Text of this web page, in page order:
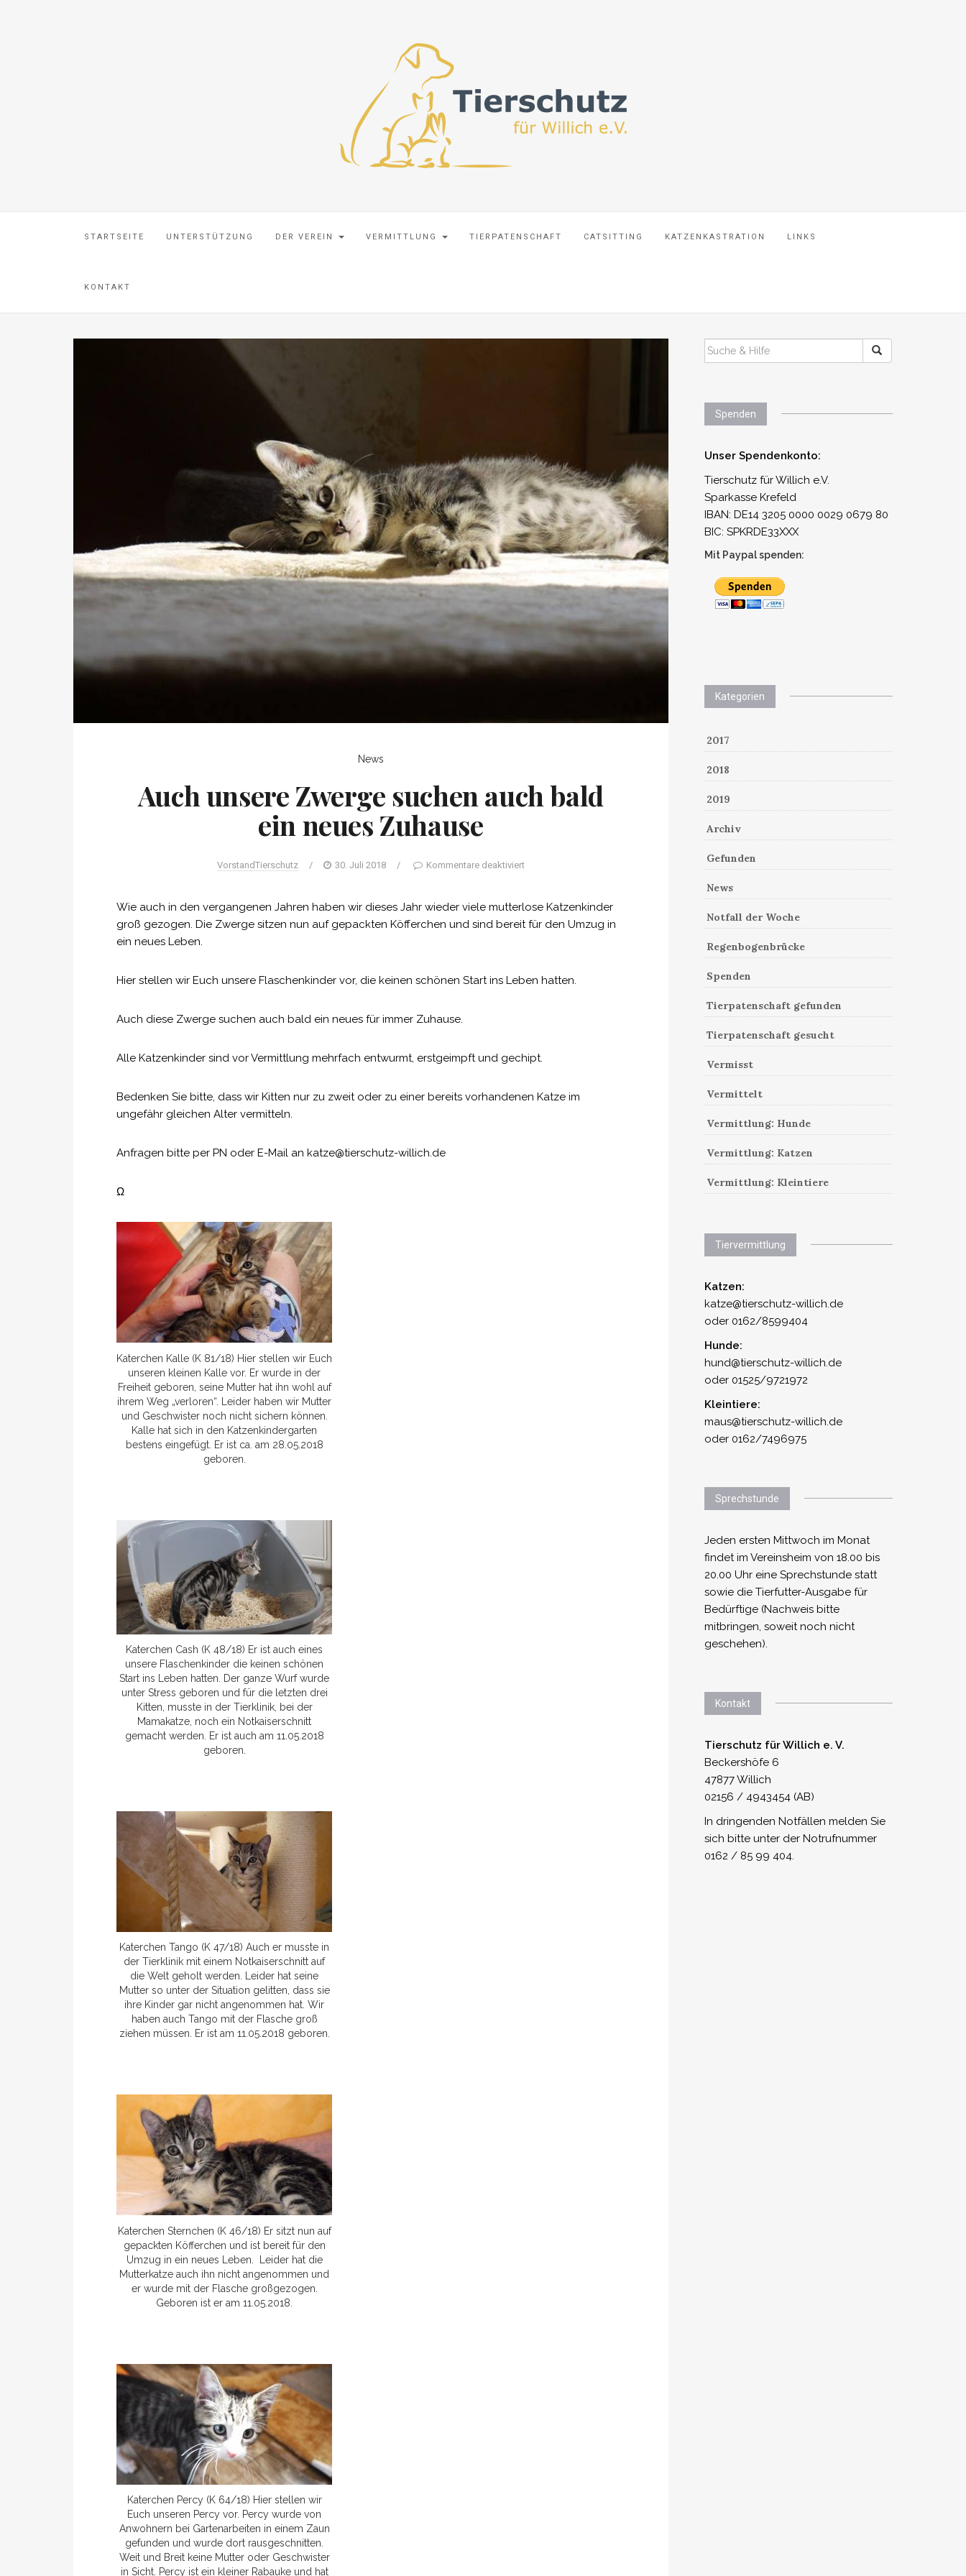
STARTSEITE UNTERSTÜTZUNG DER VEREIN VERMITTLUNG TIERPATENSCHAFT CATSITTING KATZENKASTRATION LINKS
KONTAKT
News
Auch unsere Zwerge suchen auch bald
ein neues Zuhause
VorstandTierschutz / 30. Juli 2018 / Kommentare deaktiviert
Wie auch in den vergangenen Jahren haben wir dieses Jahr wieder viele mutterlose Katzenkinder
groß gezogen. Die Zwerge sitzen nun auf gepackten Köfferchen und sind bereit für den Umzug in
ein neues Leben.
Hier stellen wir Euch unsere Flaschenkinder vor, die keinen schönen Start ins Leben hatten.
Auch diese Zwerge suchen auch bald ein neues für immer Zuhause.
Alle Katzenkinder sind vor Vermittlung mehrfach entwurmt, erstgeimpft und gechipt.
Bedenken Sie bitte, dass wir Kitten nur zu zweit oder zu einer bereits vorhandenen Katze im
ungefähr gleichen Alter vermitteln.
Anfragen bitte per PN oder E-Mail an katze@tierschutz-willich.de
Ω
Katerchen Kalle (K 81/18) Hier stellen wir Euch
unseren kleinen Kalle vor. Er wurde in der
Freiheit geboren, seine Mutter hat ihn wohl auf
ihrem Weg „verloren“. Leider haben wir Mutter
und Geschwister noch nicht sichern können.
Kalle hat sich in den Katzenkindergarten
bestens eingefügt. Er ist ca. am 28.05.2018
geboren.
Katerchen Cash (K 48/18) Er ist auch eines
unsere Flaschenkinder die keinen schönen
Start ins Leben hatten. Der ganze Wurf wurde
unter Stress geboren und für die letzten drei
Kitten, musste in der Tierklinik, bei der
Mamakatze, noch ein Notkaiserschnitt
gemacht werden. Er ist auch am 11.05.2018
geboren.
Katerchen Tango (K 47/18) Auch er musste in
der Tierklinik mit einem Notkaiserschnitt auf
die Welt geholt werden. Leider hat seine
Mutter so unter der Situation gelitten, dass sie
ihre Kinder gar nicht angenommen hat. Wir
haben auch Tango mit der Flasche groß
ziehen müssen. Er ist am 11.05.2018 geboren.
Katerchen Sternchen (K 46/18) Er sitzt nun auf
gepackten Köfferchen und ist bereit für den
Umzug in ein neues Leben. Leider hat die
Mutterkatze auch ihn nicht angenommen und
er wurde mit der Flasche großgezogen.
Geboren ist er am 11.05.2018.
Katerchen Percy (K 64/18) Hier stellen wir
Euch unseren Percy vor. Percy wurde von
Anwohnern bei Gartenarbeiten in einem Zaun
gefunden und wurde dort rausgeschnitten.
Weit und Breit keine Mutter oder Geschwister
in Sicht. Percy ist ein kleiner Rabauke und hat
SUCHEN
NACH:
Spenden
Unser Spendenkonto:
Tierschutz für Willich e.V.
Sparkasse Krefeld
IBAN: DE14 3205 0000 0029 0679 80
BIC: SPKRDE33XXX
Mit Paypal spenden:
Kategorien
2017
2018
2019
Archiv
Gefunden
News
Notfall der Woche
Regenbogenbrücke
Spenden
Tierpatenschaft gefunden
Tierpatenschaft gesucht
Vermisst
Vermittelt
Vermittlung: Hunde
Vermittlung: Katzen
Vermittlung: Kleintiere
Tiervermittlung
Katzen:
katze@tierschutz-willich.de
oder 0162/8599404
Hunde:
hund@tierschutz-willich.de
oder 01525/9721972
Kleintiere:
maus@tierschutz-willich.de
oder 0162/7496975
Sprechstunde
Jeden ersten Mittwoch im Monat
findet im Vereinsheim von 18.00 bis
20.00 Uhr eine Sprechstunde statt
sowie die Tierfutter-Ausgabe für
Bedürftige (Nachweis bitte
mitbringen, soweit noch nicht
geschehen).
Kontakt
Tierschutz für Willich e. V.
Beckershöfe 6
47877 Willich
02156 / 4943454 (AB)
In dringenden Notfällen melden Sie
sich bitte unter der Notrufnummer
0162 / 85 99 404.